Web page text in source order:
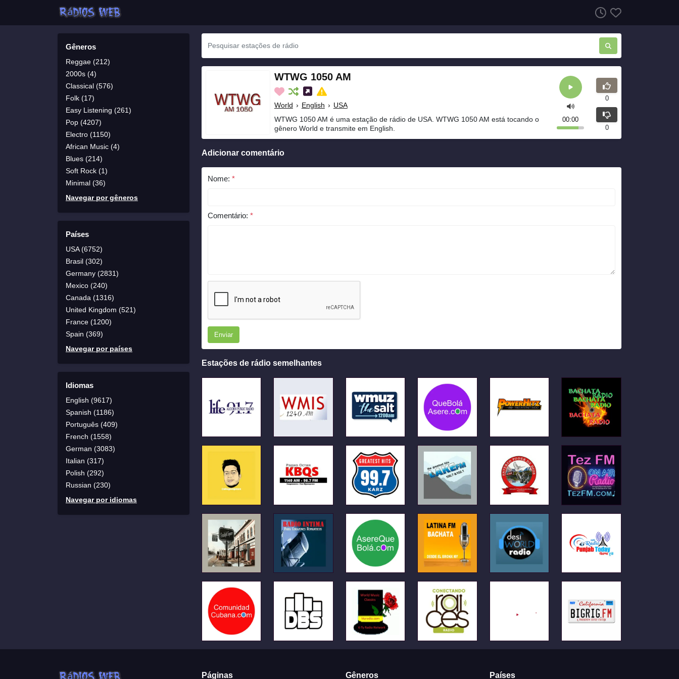
Gêneros
Reggae (212)
2000s (4)
Classical (576)
Folk (17)
Easy Listening (261)
Pop (4207)
Electro (1150)
African Music (4)
Blues (214)
Soft Rock (1)
Minimal (36)
Navegar por gêneros
Países
USA (6752)
Brasil (302)
Germany (2831)
Mexico (240)
Canada (1316)
United Kingdom (521)
France (1200)
Spain (369)
Navegar por países
Idiomas
English (9617)
Spanish (1186)
Português (409)
French (1558)
German (3083)
Italian (317)
Polish (292)
Russian (230)
Navegar por idiomas
WTWG 1050 AM
World › English › USA
WTWG 1050 AM é uma estação de rádio de USA. WTWG 1050 AM está tocando o
gênero World e transmite em English.
00:00
0
0
Adicionar comentário
Nome: *
Comentário: *
Enviar
Estações de rádio semelhantes
Páginas Gêneros Países